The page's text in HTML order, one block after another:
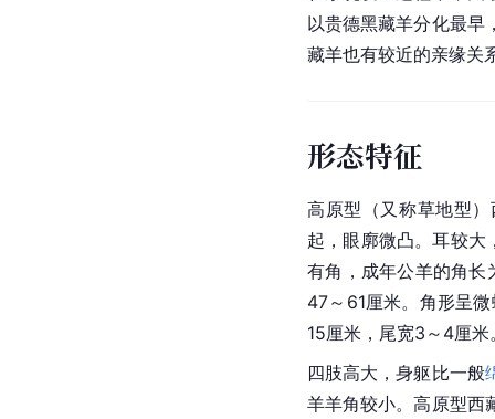
以贵德黑藏羊分化最早
藏羊也有较近的亲缘关
形态特征
高原型（又称草地型
起，眼廓微凸。耳较大
有角，成年公羊的角长
47～61厘米。角形呈
15厘米，尾宽3～4厘
四肢高大，身躯比一般
羊羊角较小。高原型西